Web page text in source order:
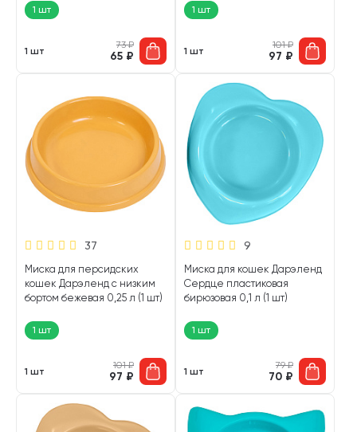
1 шт
1 шт
73₽
65 ₽
1 шт
1 шт
101₽
97 ₽
37
Миска для персидских
кошек Дарэленд с низким
бортом бежевая 0,25 л (1 шт)
1 шт
1 шт
101₽
97 ₽
9
Миска для кошек Дарэленд
Сердце пластиковая
бирюзовая 0,1 л (1 шт)
1 шт
1 шт
79₽
70 ₽